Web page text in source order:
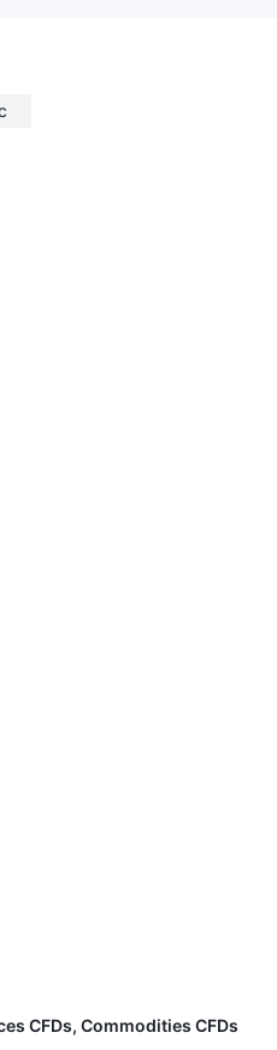
CFDs, Commodities CFDs